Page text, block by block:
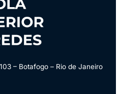
– Botafogo – Rio de Janeiro